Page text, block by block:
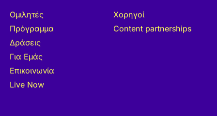
Ομιλητές
Πρόγραμμα
Δράσεις
Για Εμάς
Επικοινωνία
Live Now
Χορηγοί
Content partnerships